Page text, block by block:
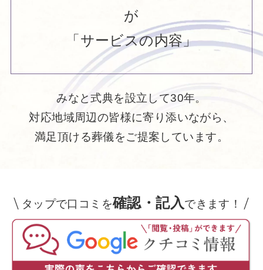
が
「サービスの内容」
みなと式典を設立して30年。
対応地域周辺の皆様に寄り添いながら、
満足頂ける葬儀をご提案しています。
タップで口コミを確認・記入できます！